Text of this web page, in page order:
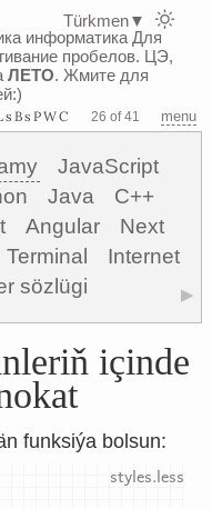
информатикаДля
пробелов. ЦЭ,
ЛЕТО. Жмите для
26 of 41 menu
JavaScript
Java
C++
Angular
Next
Terminal
Internet
sözlügi ▶
içinde
funksiýa bolsun:
Türkmen▼